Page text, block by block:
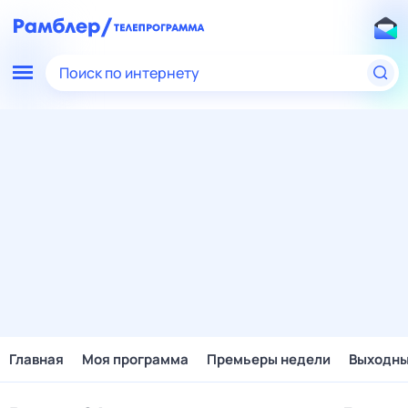
Поиск по интернету
Главная Моя программа Премьеры недели